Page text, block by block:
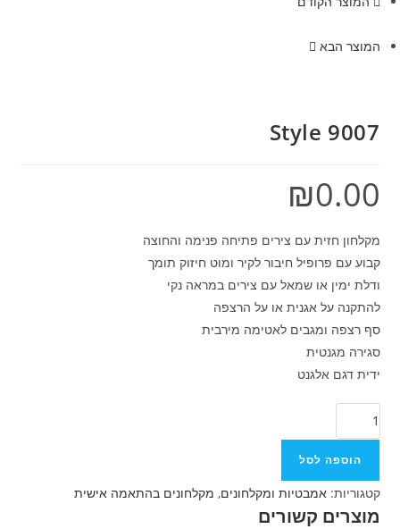
המוצר הבא
Style 9007
₪0.00
מקלחון חזית עם צירים פתיחה פנימה והחוצה
קבוע עם פרופיל חיבור לקיר ומוט חיזוק תומך
ודלת ימין או שמאל עם צירים במראה נקי
להתקנה על אגנית או על הרצפה
סף רצפה ומגבים לאטימה מירבית
סגירה מגנטית
ידית דגם אלגנט
הוספה לסל
קטגוריות: אמבטיות ומקלחונים, מקלחונים בהתאמה אישית
מוצרים קשורים